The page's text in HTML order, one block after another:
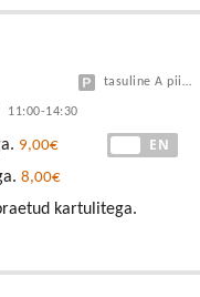
11:00-14:30
tasuline A piirkond
EN
9,00€
8,00€
kartulitega.